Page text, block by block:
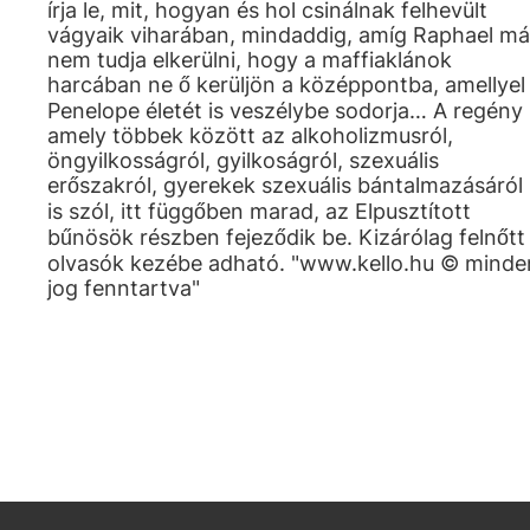
írja le, mit, hogyan és hol csinálnak felhevült
vágyaik viharában, mindaddig, amíg Raphael
nem tudja elkerülni, hogy a maffiaklánok
harcában ne ő kerüljön a középpontba, amellyel
Penelope életét is veszélybe sodorja… A regény
amely többek között az alkoholizmusról,
öngyilkosságról, gyilkoságról, szexuális
erőszakról, gyerekek szexuális bántalmazásáról
is szól, itt függőben marad, az Elpusztított
bűnösök részben fejeződik be. Kizárólag felnőtt
olvasók kezébe adható. "www.kello.hu ©
jog fenntartva"